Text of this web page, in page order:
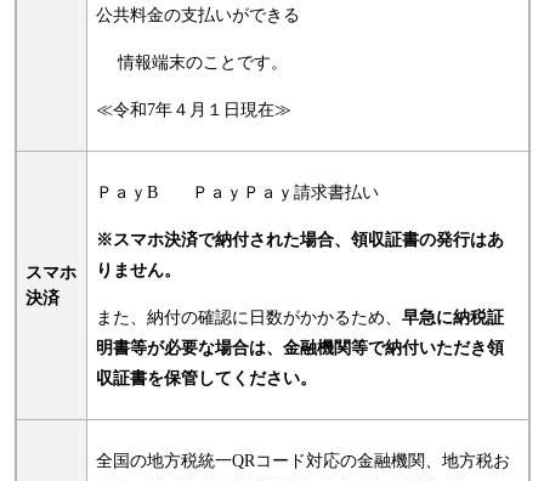
公共料金の支払いができる
情報端末のことです。
≪令和7年４月１日現在≫
スマホ
決済
ＰａｙB ＰａｙＰａｙ請求書払い
※スマホ決済で納付された場合、領収証書の発行はあ
りません。
また、納付の確認に日数がかかるため、 早急に納税証
明書等が必要な場合は、金融機関等で納付いただき領
収証書を保管してください。
全国の地方税統一QRコード対応の金融機関、地方税お